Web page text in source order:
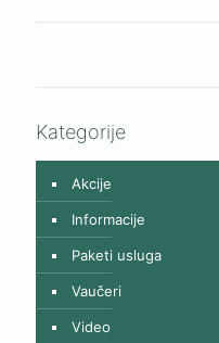
Kategorije
Akcije
Informacije
Paketi usluga
Vaučeri
Video